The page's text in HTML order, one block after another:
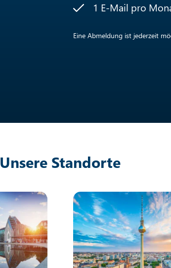
1 E-Mail pro
Eine Abmeldung ist jederzeit
Unsere Standorte